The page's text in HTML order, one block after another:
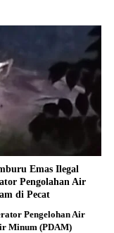
Emas Ilegal
Pengolahan Air
di Pecat
Pengelohan Air
Minum (PDAM)